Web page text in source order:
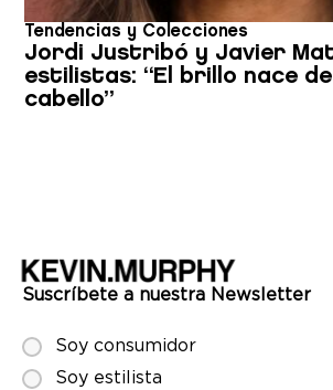
Tendencias y Colecciones
Jordi Justribó y Javier
estilistas: “El brillo nace de
cabello”
Suscríbete a nuestra Newsletter
Soy consumidor
Soy estilista